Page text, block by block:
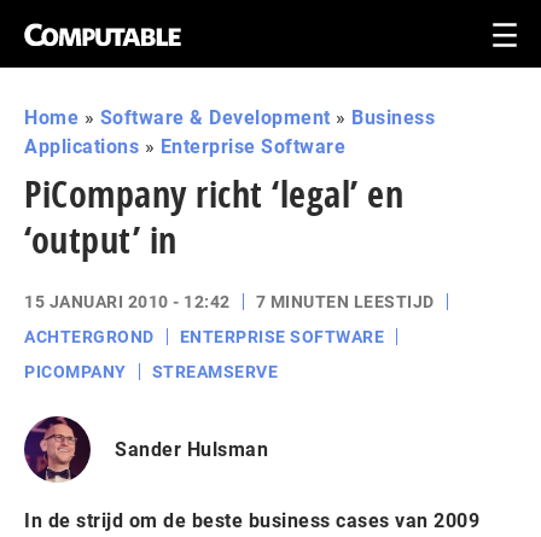
Home » Software & Development » Business
Applications » Enterprise Software
PiCompany richt ‘legal’ en
‘output’ in
15 JANUARI 2010 - 12:42
7 MINUTEN LEESTIJD
ACHTERGROND
ENTERPRISE SOFTWARE
PICOMPANY
STREAMSERVE
Sander Hulsman
In de strijd om de beste business cases van 2009